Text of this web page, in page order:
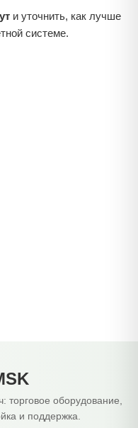
и уточнить, как лучше
системе.
торговое оборудование,
и поддержка.